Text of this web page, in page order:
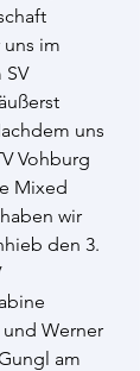
im
SV
uns
Vohburg
Mixed
wir
den 3.
und Werner
am